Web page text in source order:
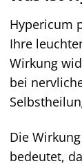
Hypericum
Ihre
Wirkung
bei
Die
bedeutet,